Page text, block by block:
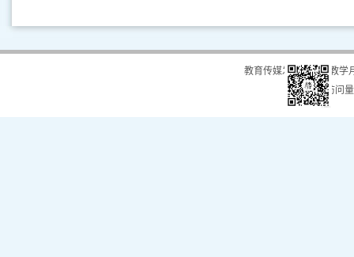
教育传媒发展中心（教
总访问